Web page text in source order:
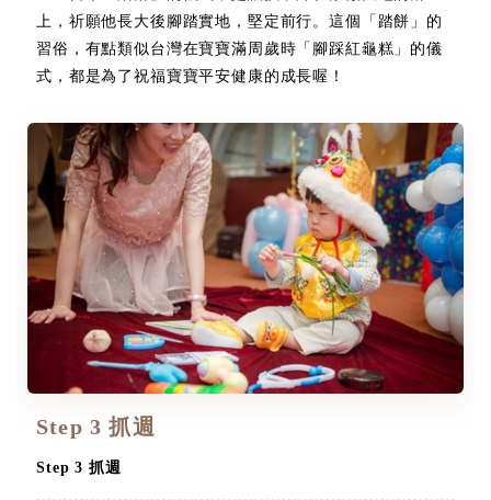
上，祈願他長大後腳踏實地，堅定前行。這個「踏餅」的
習俗，有點類似台灣在寶寶滿周歲時「腳踩紅龜糕」的儀
式，都是為了祝福寶寶平安健康的成長喔！
Step 3 抓週
Step 3 抓週